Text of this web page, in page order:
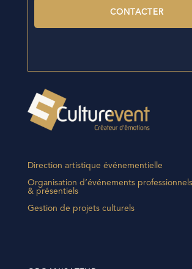
Direction artistique événementielle
Organisation d’événements
& présentiels
Gestion de projets culturels